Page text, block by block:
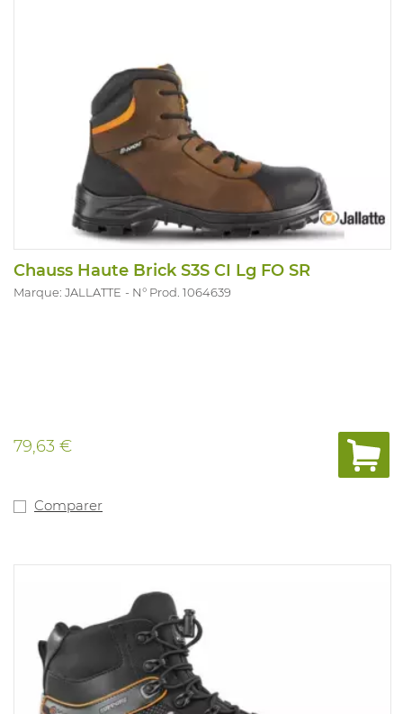
Chauss Haute Brick S3S CI Lg FO SR
Marque: JALLATTE N° Prod. 1064639
79,63 €
Comparer